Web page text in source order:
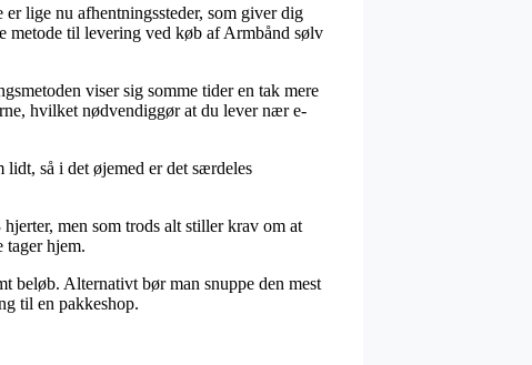
lige nu afhentningssteder, som giver dig
metode til levering ved køb af Armbånd sølv
viser sig somme tider en tak mere
hvilket nødvendiggør at du lever nær e-
så i det øjemed er det særdeles
men som trods alt stiller krav om at
tager hjem.
beløb. Alternativt bør man snuppe den mest
til en pakkeshop.